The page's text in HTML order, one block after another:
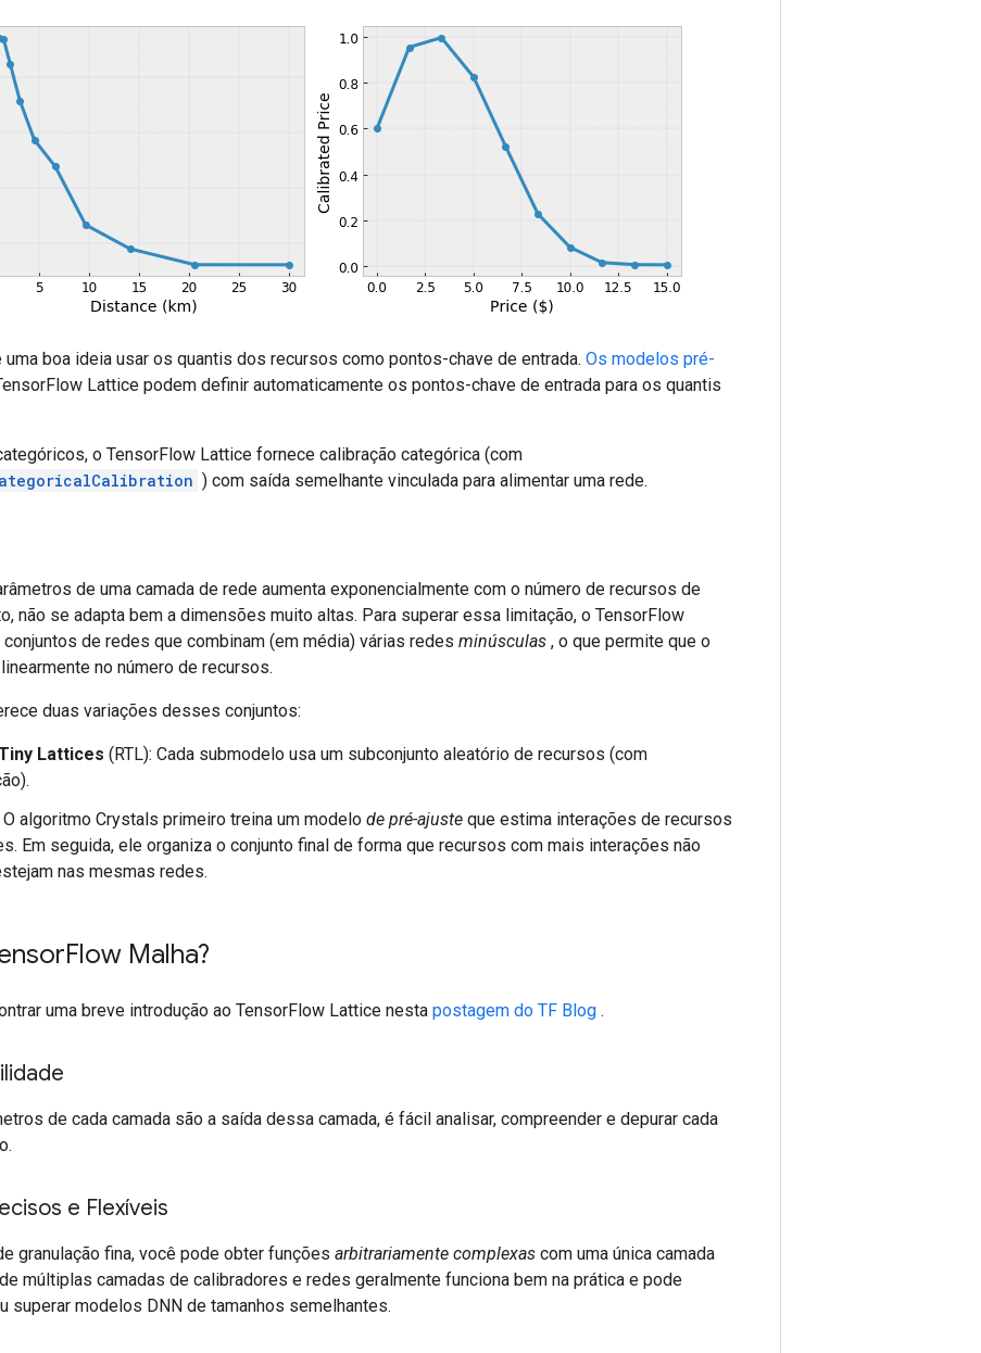
boa ideia usar os quantis dos recursos como pontos-chave de entrada. Os modelos pré-
Lattice podem definir automaticamente os pontos-chave de entrada para os quantis
o TensorFlow Lattice fornece calibração categórica (com
) com saída semelhante vinculada para alimentar uma rede.
de uma camada de rede aumenta exponencialmente com o número de recursos de
não se adapta bem a dimensões muito altas. Para superar essa limitação, o TensorFlow
de redes que combinam (em média) várias redes minúsculas , o que permite que o
no número de recursos.
duas variações desses conjuntos:
Lattices (RTL): Cada submodelo usa um subconjunto aleatório de recursos (com
O algoritmo Crystals primeiro treina um modelo de pré-ajuste que estima interações de recursos
Em seguida, ele organiza o conjunto final de forma que recursos com mais interações não
nas mesmas redes.
Flow Malha?
uma breve introdução ao TensorFlow Lattice nesta postagem do TF Blog .
de cada camada são a saída dessa camada, é fácil analisar, compreender e depurar cada
e Flexíveis
granulação fina, você pode obter funções arbitrariamente complexas com uma única camada
múltiplas camadas de calibradores e redes geralmente funciona bem na prática e pode
superar modelos DNN de tamanhos semelhantes.